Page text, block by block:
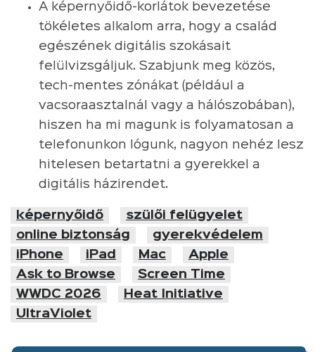
A képernyőidő-korlátok bevezetése
tökéletes alkalom arra, hogy a család
egészének digitális szokásait
felülvizsgáljuk. Szabjunk meg közös,
tech-mentes zónákat (például a
vacsoraasztalnál vagy a hálószobában),
hiszen ha mi magunk is folyamatosan a
telefonunkon lógunk, nagyon nehéz lesz
hitelesen betartatni a gyerekkel a
digitális házirendet.
képernyőidő
szülői felügyelet
online biztonság
gyerekvédelem
iPhone
iPad Mac
Apple
Ask to Browse
Screen Time
WWDC 2026
Heat Initiative
UltraViolet